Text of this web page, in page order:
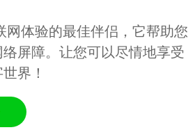
网体验的最佳伴侣，它帮助您
屏障。让您可以尽情地享受
界！